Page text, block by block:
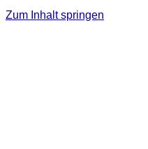
Zum Inhalt springen